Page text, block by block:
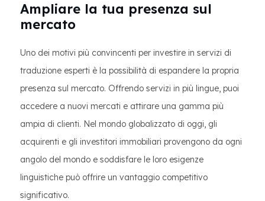
Ampliare la tua presenza sul
mercato
Uno dei motivi più convincenti per investire in servizi di
traduzione esperti è la possibilità di espandere la propria
presenza sul mercato. Offrendo servizi in più lingue, puoi
accedere a nuovi mercati e attirare una gamma più
ampia di clienti. Nel mondo globalizzato di oggi, gli
acquirenti e gli investitori immobiliari provengono da ogni
angolo del mondo e soddisfare le loro esigenze
linguistiche può offrire un vantaggio competitivo
significativo.